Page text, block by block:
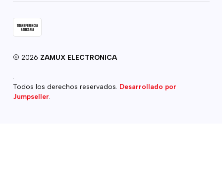
2026 ZAMUX ELECTRONICA
Todos los derechos reservados. Desarrollado por
Jumpseller